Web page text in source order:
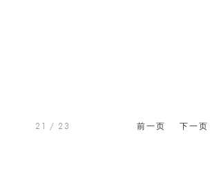
前一页 下一页
21 / 23